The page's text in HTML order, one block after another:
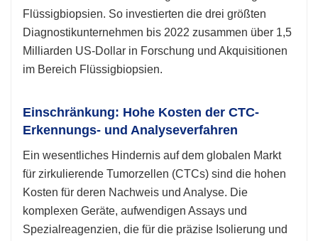
Flüssigbiopsien. So investierten die drei größten
Diagnostikunternehmen bis 2022 zusammen über 1,5
Milliarden US-Dollar in Forschung und Akquisitionen
im Bereich Flüssigbiopsien.
Einschränkung: Hohe Kosten der CTC-
Erkennungs- und Analyseverfahren
Ein wesentliches Hindernis auf dem globalen Markt
für zirkulierende Tumorzellen (CTCs) sind die hohen
Kosten für deren Nachweis und Analyse. Die
komplexen Geräte, aufwendigen Assays und
Spezialreagenzien, die für die präzise Isolierung und